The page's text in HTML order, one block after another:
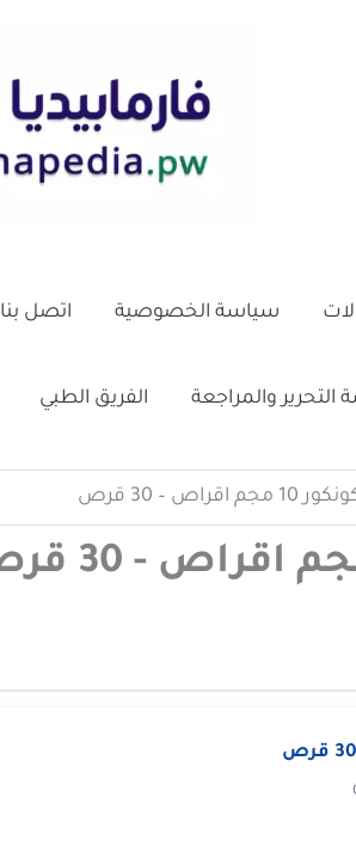
سياسة الخصوصية اتصل بنا
التحرير والمراجعة الفريق الطبي
اقراص – 30 قرص